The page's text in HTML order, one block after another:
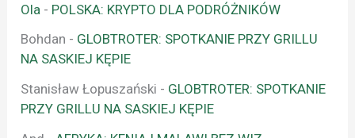
Ola - POLSKA: KRYPTO DLA PODRÓŻNIKÓW
Bohdan - GLOBTROTER: SPOTKANIE PRZY GRILLU
NA SASKIEJ KĘPIE
Stanisław Łopuszański - GLOBTROTER: SPOTKANIE
PRZY GRILLU NA SASKIEJ KĘPIE